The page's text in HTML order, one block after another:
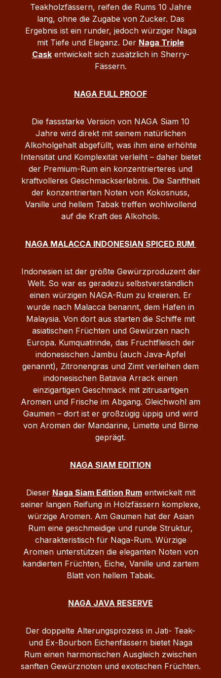
10 Jahre lang, ohne die Zugabe
von Zucker. Das Ergebnis ist ein runder,
jedoch würziger Naga mit Tiefe und
Eleganz. Der Naga Triple Cask entwickelt
sich zusätzlich in Sherry-Fässern.
Importuer / Lebensmittelunternehmer:
33500 Libourne, France
Teakholzfässern, reifen die Rums 10 Jahre
lang, ohne die Zugabe von Zucker. Das
Ergebnis ist ein runder, jedoch würziger Naga
mit Tiefe und Eleganz. Der Naga Triple
Caskentwickelt sich zusätzlich in Sherry-
Fässern.
NAGA FULL PROOF
Die fassstarke Version von NAGA Siam 10
Jahre wird direkt mit seinem natürlichen
Alkoholgehalt abgefüllt, was ihm eine erhöhte
Intensität und Komplexität verleiht – daher bietet
der Premium-Rum ein konzentrierteres und
kraftvolleres Geschmackserlebnis. Die Sanftheit
der konzentrierten Noten von Kokosnuss,
Vanille und hellem Tabak treffen wohlwollend
auf die Kraft des Alkohols.
NAGA MALACCA INDONESIAN SPICED RUM
Indonesien ist der größte Gewürzproduzent der
Welt. So war es geradezu selbstverständlich
einen würzigen NAGA-Rum zu kreieren. Er
wurde nach Malacca benannt, dem Hafen in
Malaysia. Von dort aus starten die Schiffe mit
asiatischen Früchten und Gewürzen nach
Europa. Kumquatrinde, das Fruchtfleisch der
indonesischen Jambu (auch Java-Äpfel
genannt), Zitronengras und Zimt verleihen dem
indonesischen Batavia Arrack einen
einzigartigen Geschmack mit zitrusartigen
Aromen und Frische im Abgang. Gleichwohl am
Gaumen – dort ist er großzügig üppig und wird
von Aromen der Mandarine, Limette und Birne
geprägt.
NAGA SIAM EDITION
Dieser Naga Siam Edition Rumentwickelt mit
seiner langen Reifung in Holzfässern komplexe,
würzige Aromen. Am Gaumen hat der Asian
Rum eine geschmeidige und runde Struktur,
charakteristisch für Naga-Rum. Würzige
Aromen unterstützen die eleganten Noten von
kandierten Früchten, Eiche, Vanille und zartem
Blatt von hellem Tabak.
NAGA JAVA RESERVE
Der doppelte Alterungsprozess in Jati- Teak-
und Ex-Bourbon Eichenfässern bietet Naga
Rum einen harmonischen Ausgleich zwischen
sanften Gewürznoten und exotischen Früchten.